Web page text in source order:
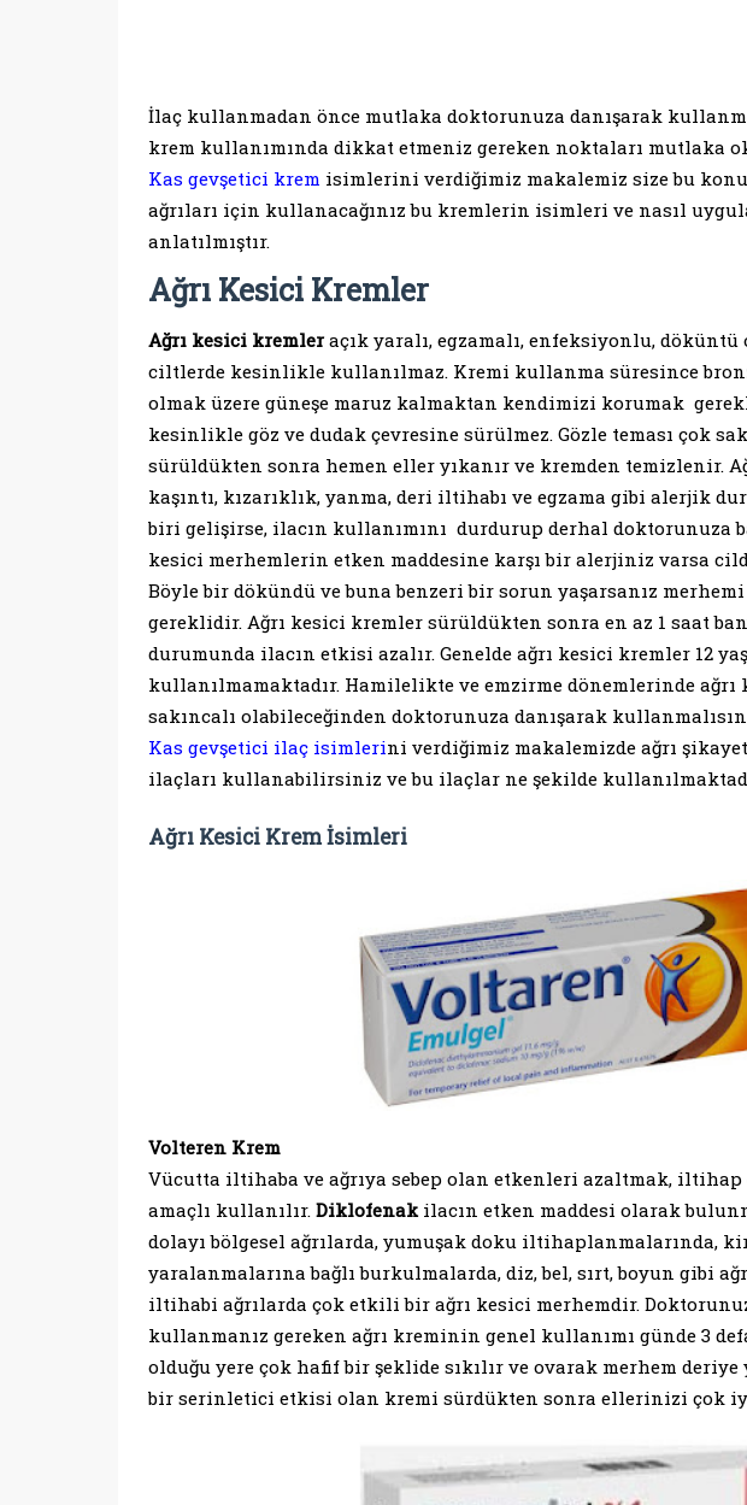
İlaç kullanmadan önce mutlaka doktorunuza danışarak
krem kullanımında dikkat etmeniz gereken noktaları mutlaka
Kas gevşetici krem isimlerini verdiğimiz makalemiz size bu
ağrıları için kullanacağınız bu kremlerin isimleri ve nasıl
anlatılmıştır.
Ağrı Kesici Kremler
Ağrı kesici kremleraçık yaralı, egzamalı, enfeksiyonlu, döküntü
ciltlerde kesinlikle kullanılmaz. Kremi kullanma süresince
olmak üzere güneşe maruz kalmaktan kendimizi korumak
kesinlikle göz ve dudak çevresine sürülmez. Gözle teması çok
sürüldükten sonra hemen eller yıkanır ve kremden temizlenir.
kaşıntı, kızarıklık, yanma, deri iltihabı ve egzama gibi alerjik
biri gelişirse, ilacın kullanımını durdurup derhal doktorunuza
kesici merhemlerin etken maddesine karşı bir alerjiniz varsa
Böyle bir dökündü ve buna benzeri bir sorun yaşarsanız
gereklidir. Ağrı kesici kremler sürüldükten sonra en az 1 saat
durumunda ilacın etkisi azalır. Genelde ağrı kesici kremler 12
kullanılmamaktadır. Hamilelikte ve emzirme dönemlerinde
sakıncalı olabileceğinden doktorunuza danışarak
Kas gevşetici ilaç isimlerini verdiğimiz makalemizde ağrı
ilaçları kullanabilirsiniz ve bu ilaçlar ne şekilde
Ağrı Kesici Krem İsimleri
Volteren Krem
Vücutta iltihaba ve ağrıya sebep olan etkenleri azaltmak, iltihap
amaçlı kullanılır. Diklofenakilacın etken maddesi olarak
dolayı bölgesel ağrılarda, yumuşak doku iltihaplanmalarında,
yaralanmalarına bağlı burkulmalarda, diz, bel, sırt, boyun gibi
iltihabi ağrılarda çok etkili bir ağrı kesici merhemdir.
kullanmanız gereken ağrı kreminin genel kullanımı günde 3
olduğu yere çok hafif bir şeklide sıkılır ve ovarak merhem
bir serinletici etkisi olan kremi sürdükten sonra ellerinizi çok